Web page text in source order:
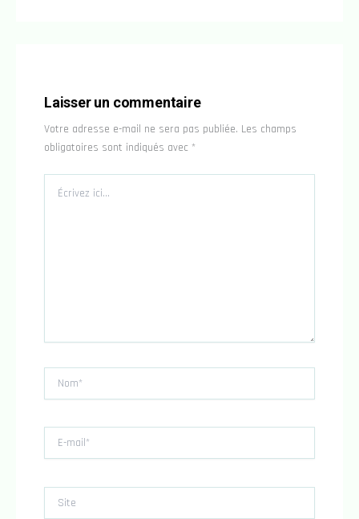
Laisser un commentaire
Votre adresse e-mail ne sera pas publiée. Les champs
obligatoires sont indiqués avec *
Nom*
mail*
Site